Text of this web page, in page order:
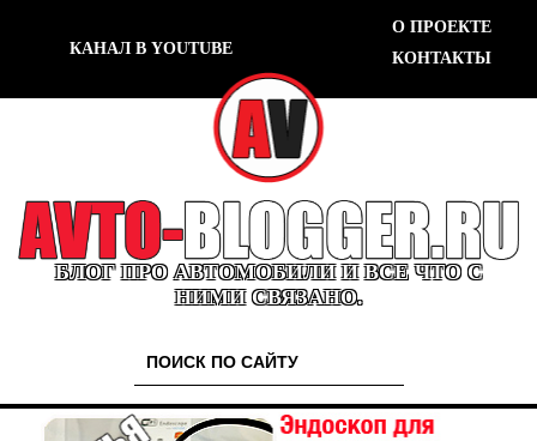
КАНАЛ В YOUTUBE
О ПРОЕКТЕ
КОНТАКТЫ
БЛОГ ПРО АВТОМОБИЛИ И ВСЕ ЧТО С
НИМИ СВЯЗАНО.